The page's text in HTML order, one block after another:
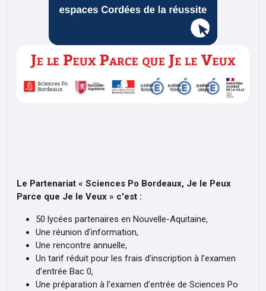
Le Partenariat « Sciences Po Bordeaux, Je le Peux
Parce que Je le Veux » c'est :
50 lycées partenaires en Nouvelle-Aquitaine,
Une réunion d’information,
Une rencontre annuelle,
Un tarif réduit pour les frais d’inscription à l’examen
d’entrée Bac 0,
Une préparation à l’examen d’entrée de Sciences Po